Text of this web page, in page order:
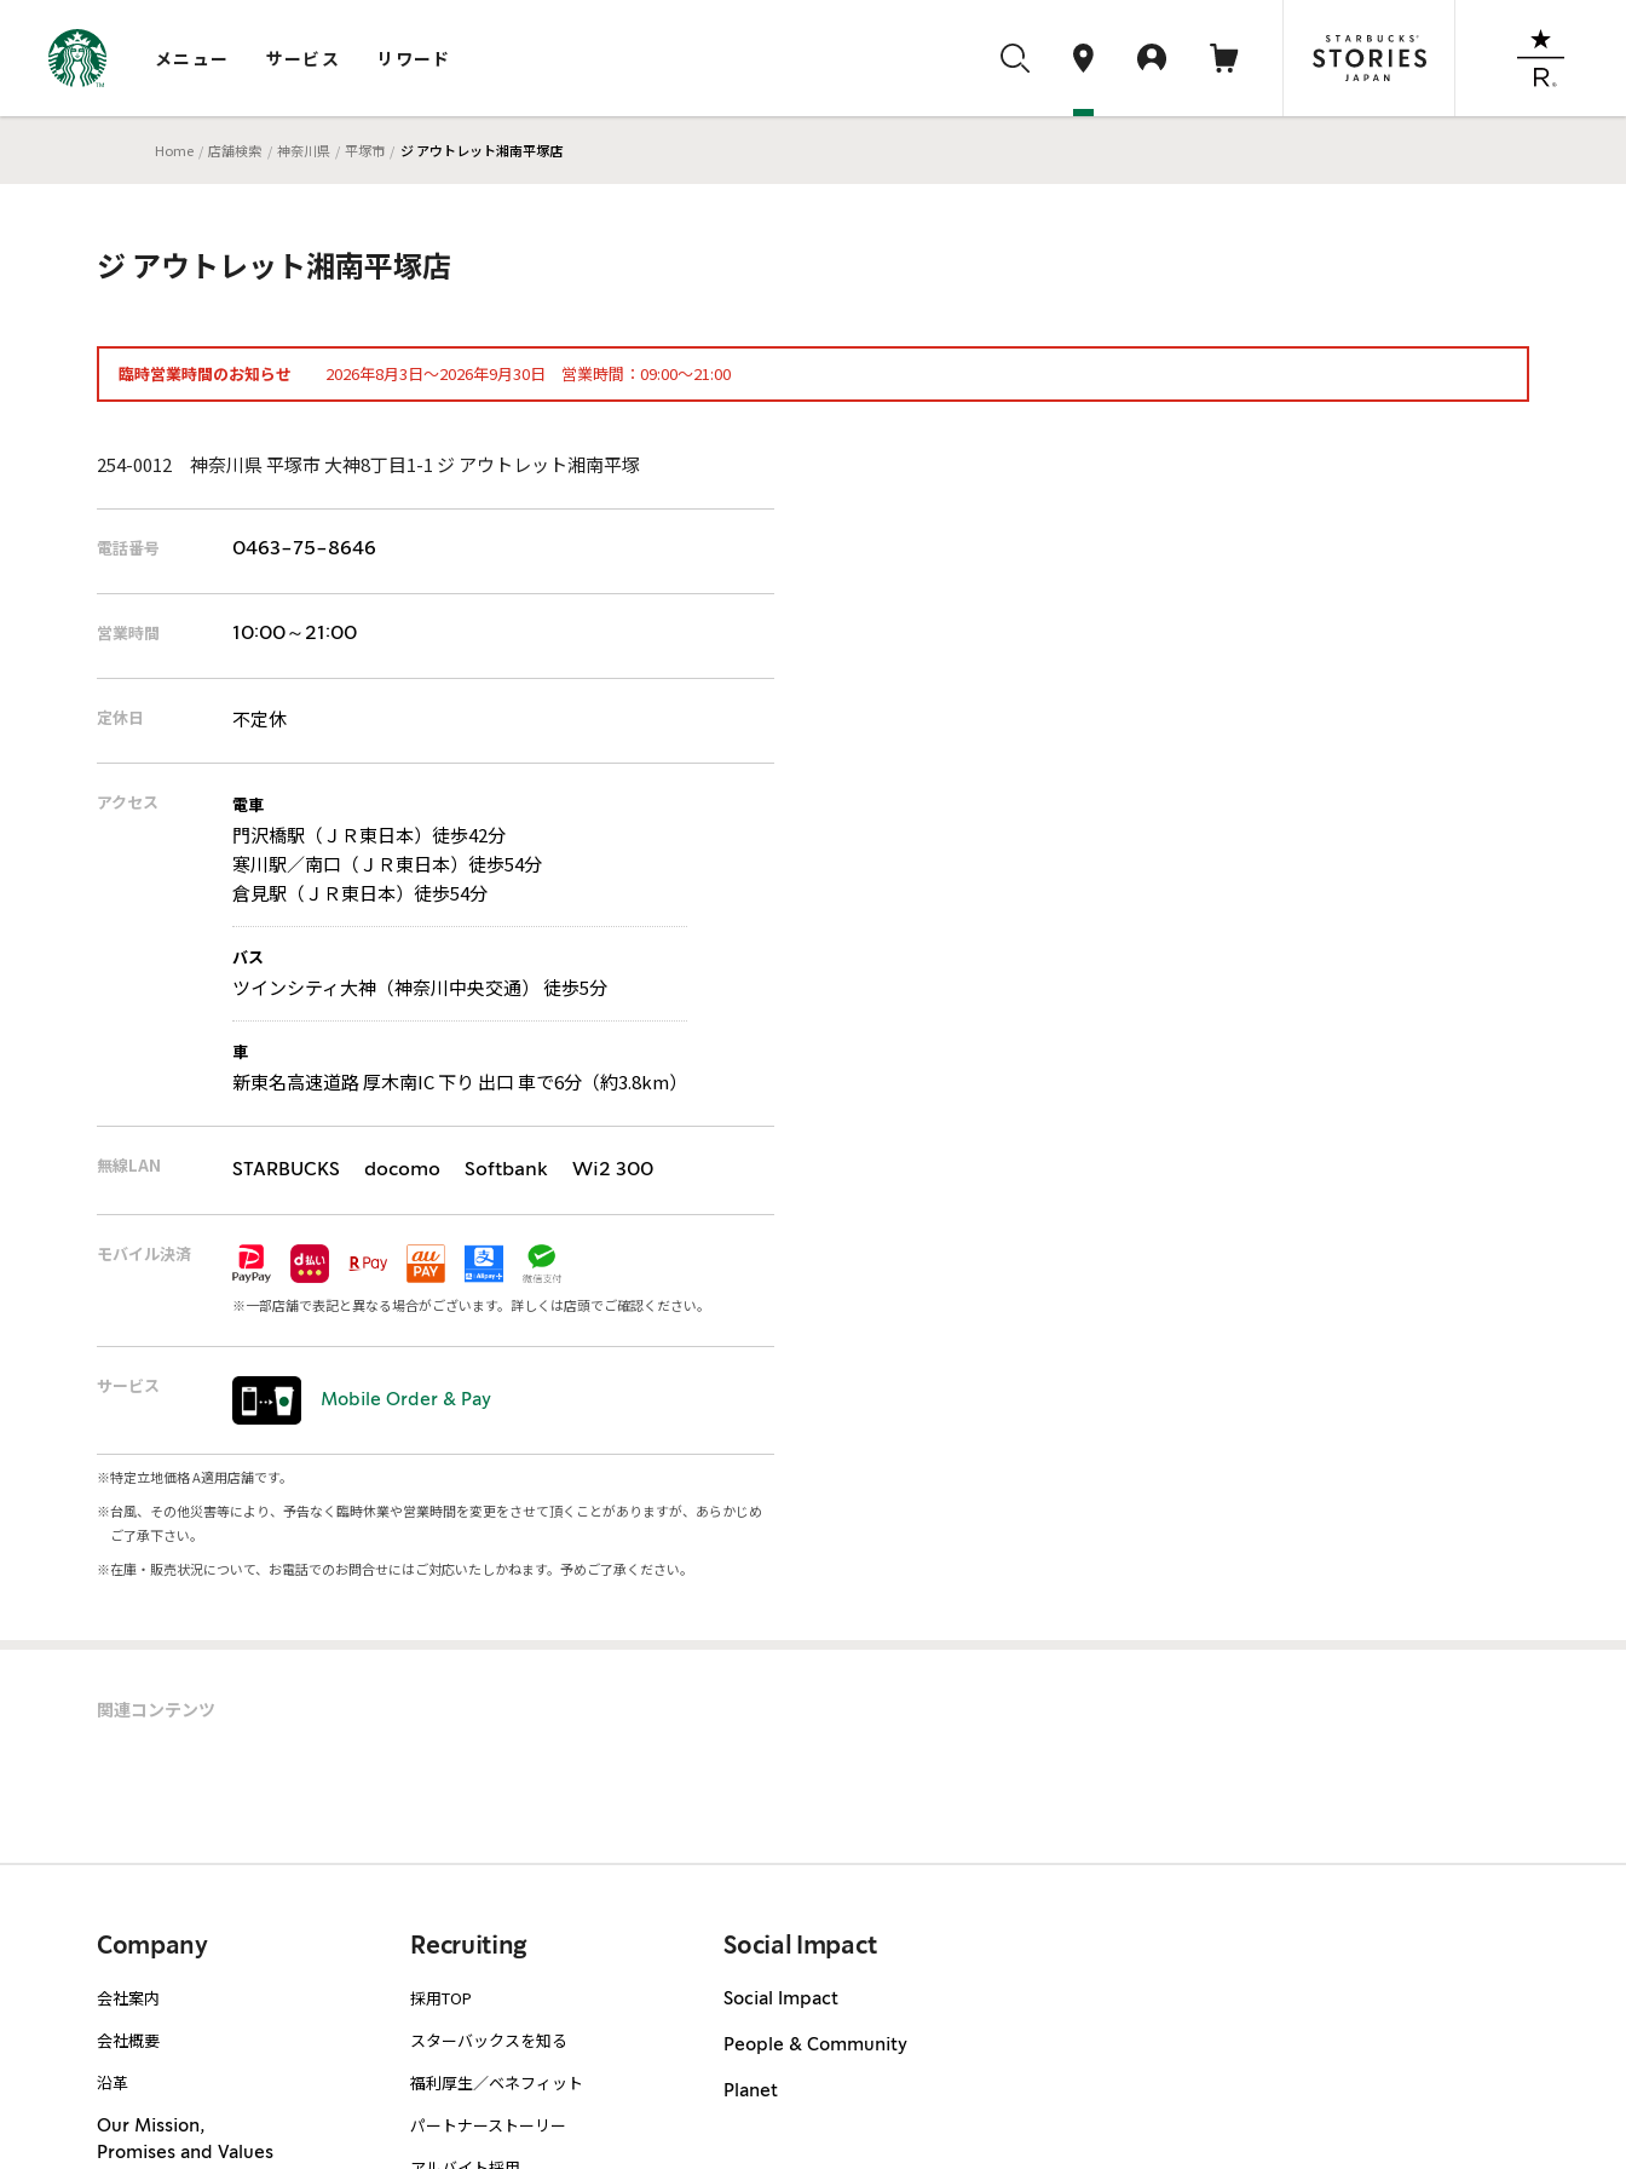
メニュー サービス リワード
Home 店舗検索 神奈川県 平塚市 ジ アウトレット湘南平塚店
ジ アウトレット湘南平塚店
臨時営業時間のお知らせ 2026年8月3日～2026年9月30日 営業時間：09:00～21:00
254-0012 神奈川県 平塚市 大神8丁目1-1 ジ アウトレット湘南平塚
電話番号 0463-75-8646
営業時間 10:00～21:00
定休日 不定休
アクセス 電車
門沢橋駅（ＪＲ東日本）徒歩42分
寒川駅／南口（ＪＲ東日本）徒歩54分
倉見駅（ＪＲ東日本）徒歩54分
バス
ツインシティ大神（神奈川中央交通） 徒歩5分
車
新東名高速道路 厚木南IC 下り 出口 車で6分（約3.8km）
無線LAN STARBUCKS docomo Softbank Wi2 300
モバイル決済
※一部店舗で表記と異なる場合がございます。詳しくは店頭でご確認ください。
サービス
Mobile Order & Pay
※特定立地価格 A適用店舗です。
※台風、その他災害等により、予告なく臨時休業や営業時間を変更をさせて頂くことがありますが、あらかじめ
ご了承下さい。
※在庫・販売状況について、お電話でのお問合せにはご対応いたしかねます。予めご了承ください。
関連コンテンツ
Company
会社案内
会社概要
沿革
Our Mission,
Promises and Values
Recruiting
採用TOP
スターバックスを知る
福利厚生／ベネフィット
パートナーストーリー
Social Impact
Social Impact
People & Community
Planet